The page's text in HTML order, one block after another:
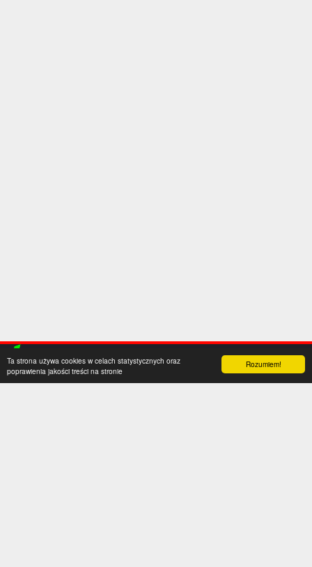
Rozumiem!
Ta strona używa cookies w celach statystycznych oraz
poprawienia jakości treści na stronie